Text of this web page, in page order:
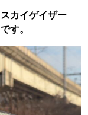
カイゲイザー
す。